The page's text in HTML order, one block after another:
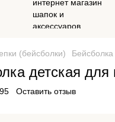
(бейсболки) Бейсболка
детская для
Оставить отзыв